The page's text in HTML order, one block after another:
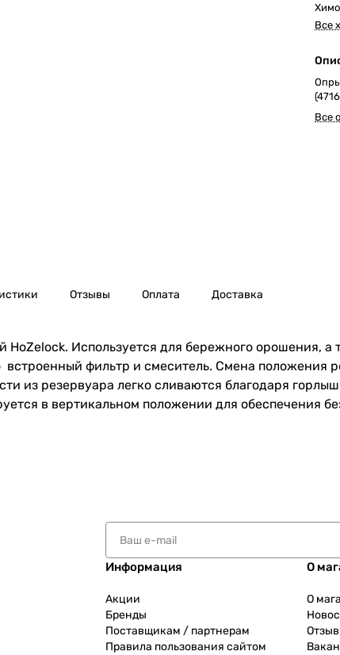
Все
Все
Отзывы Оплата Доставка
HoZelock. Используется для бережного орошения,
встроенный фильтр и смеситель. Смена положения
из резервуара легко сливаются благодаря
в вертикальном положении для обеспечения
Информация
Акции
Бренды
Поставщикам / партнерам
Правила пользования сайтом
О
О